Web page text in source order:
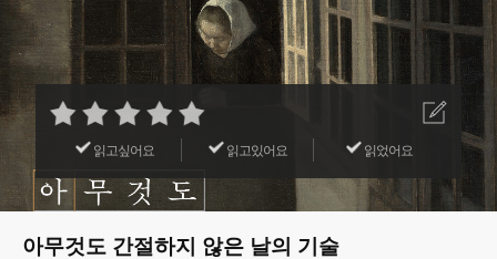
읽고싶어요 읽고있어요 읽었어요
아무것도 간절하지 않은 날의 기술